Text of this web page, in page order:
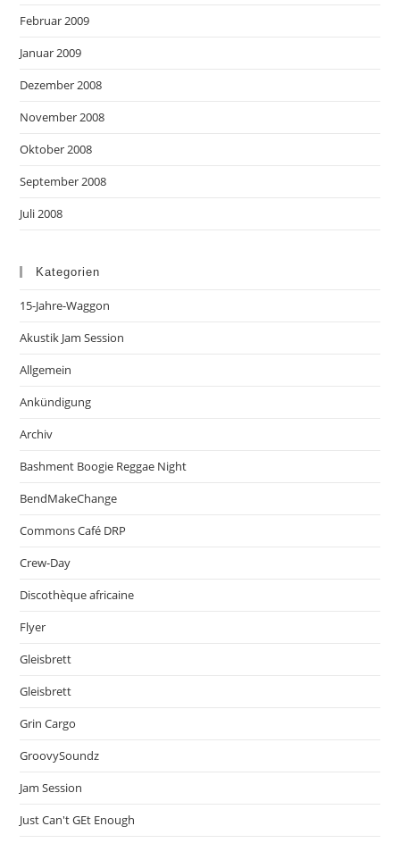
Februar 2009
Januar 2009
Dezember 2008
November 2008
Oktober 2008
September 2008
Juli 2008
Kategorien
15-Jahre-Waggon
Akustik Jam Session
Allgemein
Ankündigung
Archiv
Bashment Boogie Reggae Night
BendMakeChange
Commons Café DRP
Crew-Day
Discothèque africaine
Flyer
Gleisbrett
Gleisbrett
Grin Cargo
GroovySoundz
Jam Session
Just Can't GEt Enough